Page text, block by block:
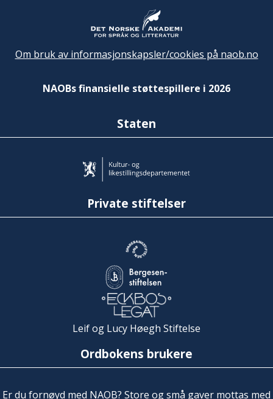
Om bruk av informasjonskapsler/cookies på naob.no
NAOBs finansielle støttespillere i 2026
Staten
Private stiftelser
Leif og Lucy Høegh Stiftelse
Ordbokens brukere
Er du fornøyd med NAOB? Store og små gaver mottas med